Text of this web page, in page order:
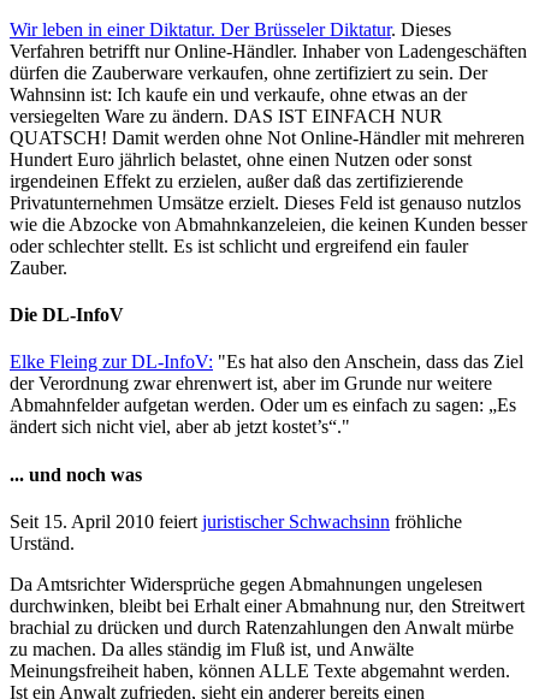
Wir leben in einer Diktatur. Der Brüsseler Diktatur. Dieses
Verfahren betrifft nur Online-Händler. Inhaber von Ladengeschäften
dürfen die Zauberware verkaufen, ohne zertifiziert zu sein. Der
Wahnsinn ist: Ich kaufe ein und verkaufe, ohne etwas an der
versiegelten Ware zu ändern. DAS IST EINFACH NUR
QUATSCH! Damit werden ohne Not Online-Händler mit mehreren
Hundert Euro jährlich belastet, ohne einen Nutzen oder sonst
irgendeinen Effekt zu erzielen, außer daß das zertifizierende
Privatunternehmen Umsätze erzielt. Dieses Feld ist genauso nutzlos
wie die Abzocke von Abmahnkanzeleien, die keinen Kunden besser
oder schlechter stellt. Es ist schlicht und ergreifend ein fauler
Zauber.
Die DL-InfoV
Elke Fleing zur DL-InfoV: "Es hat also den Anschein, dass das Ziel
der Verordnung zwar ehrenwert ist, aber im Grunde nur weitere
Abmahnfelder aufgetan werden. Oder um es einfach zu sagen: „Es
ändert sich nicht viel, aber ab jetzt kostet’s“."
... und noch was
Seit 15. April 2010 feiert juristischer Schwachsinn fröhliche
Urständ.
Da Amtsrichter Widersprüche gegen Abmahnungen ungelesen
durchwinken, bleibt bei Erhalt einer Abmahnung nur, den Streitwert
brachial zu drücken und durch Ratenzahlungen den Anwalt mürbe
zu machen. Da alles ständig im Fluß ist, und Anwälte
Meinungsfreiheit haben, können ALLE Texte abgemahnt werden.
Ist ein Anwalt zufrieden, sieht ein anderer bereits einen